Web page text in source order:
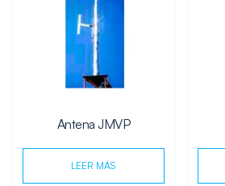
Antena JMVP
LEER MÁS